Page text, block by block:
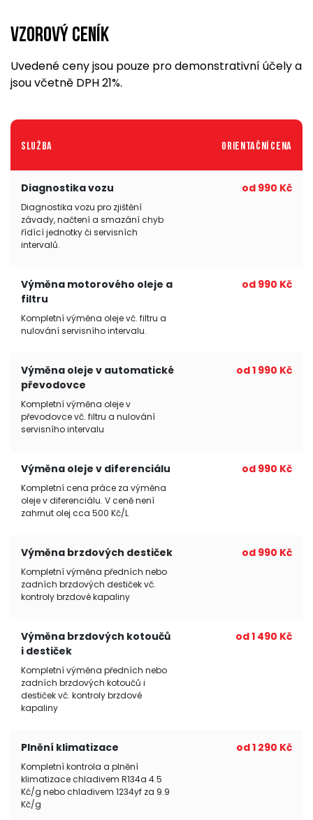
Vzorový ceník
Uvedené ceny jsou pouze pro demonstrativní účely a
jsou včetně DPH 21%.
Služba Orientační cena
Diagnostika vozu
Diagnostika vozu pro zjištění
závady, načtení a smazání chyb
řídící jednotky či servisních
intervalů.
od 990 Kč
Výměna motorového oleje a
filtru
Kompletní výměna oleje vč. filtru a
nulování servisního intervalu.
od 990 Kč
Výměna oleje v automatické
převodovce
Kompletní výměna oleje v
převodovce vč. filtru a nulování
servisního intervalu
od 1 990 Kč
Výměna oleje v diferenciálu
Kompletní cena práce za výměna
oleje v diferenciálu. V ceně není
zahrnut olej cca 500 Kč/L
od 990 Kč
Výměna brzdových destiček
Kompletní výměna předních nebo
zadních brzdových destiček vč.
kontroly brzdové kapaliny
od 990 Kč
Výměna brzdových kotoučů
i destiček
Kompletní výměna předních nebo
zadních brzdových kotoučů i
destiček vč. kontroly brzdové
kapaliny
od 1 490 Kč
Plnění klimatizace
Kompletní kontrola a plnění
klimatizace chladivem R134a 4.5
Kč/g nebo chladivem 1234yf za 9.9
Kč/g
od 1 290 Kč